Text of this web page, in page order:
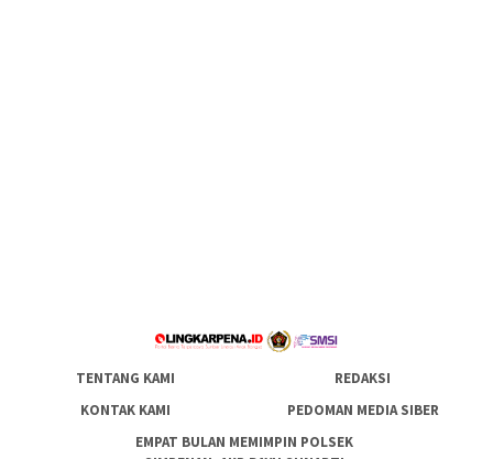
TENTANG KAMI
REDAKSI
KONTAK KAMI
PEDOMAN MEDIA SIBER
EMPAT BULAN MEMIMPIN POLSEK